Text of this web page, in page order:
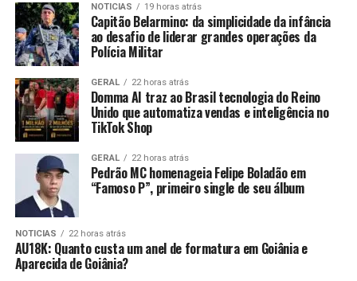
NOTICIAS 19 horas atrás
Capitão Belarmino: da simplicidade da infância
ao desafio de liderar grandes operações da
Polícia Militar
GERAL 22 horas atrás
Domma AI traz ao Brasil tecnologia do Reino
Unido que automatiza vendas e inteligência no
TikTok Shop
GERAL 22 horas atrás
Pedrão MC homenageia Felipe Boladão em
“Famoso P”, primeiro single de seu álbum
NOTICIAS 22 horas atrás
AU18K: Quanto custa um anel de formatura em Goiânia e
Aparecida de Goiânia?